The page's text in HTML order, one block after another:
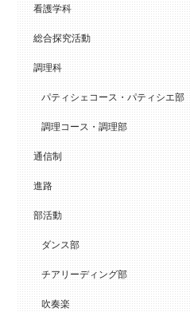
看護学科
総合探究活動
調理科
パティシェコース・パティシエ部
調理コース・調理部
通信制
進路
部活動
ダンス部
チアリーディング部
吹奏楽